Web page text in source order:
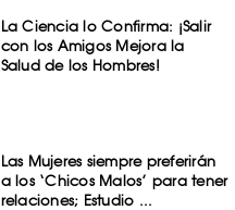
La Ciencia lo Confirma: ¡Salir
con los Amigos Mejora la
Salud de los Hombres!
Las Mujeres siempre preferirán
a los ‘Chicos Malos’ para tener
relaciones; Estudio ...